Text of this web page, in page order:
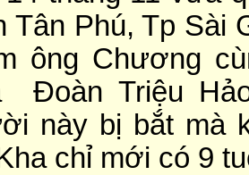
Tân Phú, Tp Sài
ông Chương
Đoàn Triệu
này bị bắt mà
chỉ mới có 9